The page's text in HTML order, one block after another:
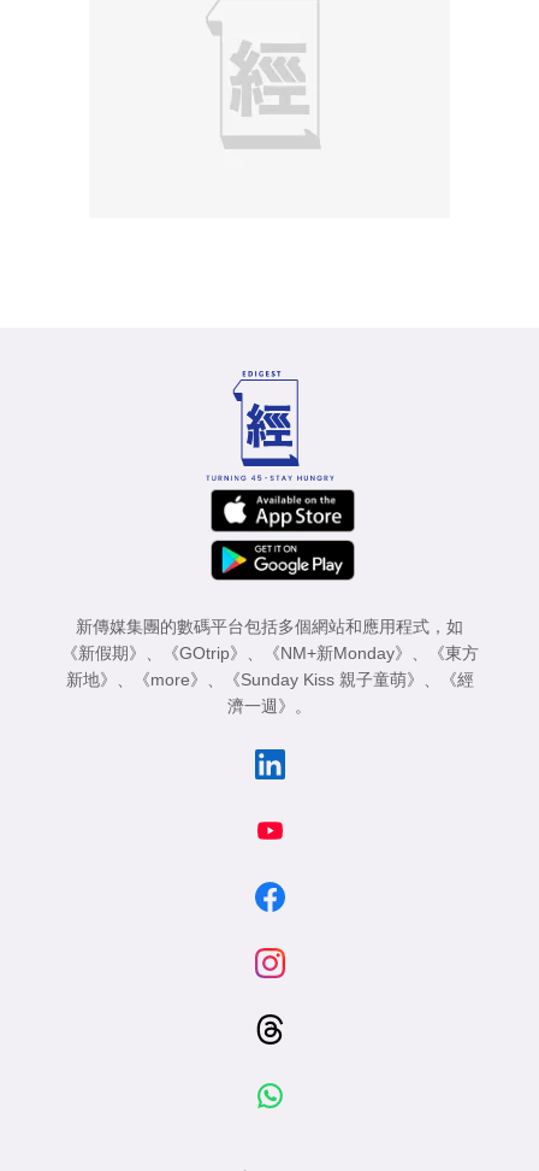
新傳媒集團的數碼平台包括多個網站和應用程式，如
《新假期》
《GOtrip》 《NM+新Monday》
《東方
新地》
《more》 《Sunday Kiss 親子童萌》
《經
濟一週》
。